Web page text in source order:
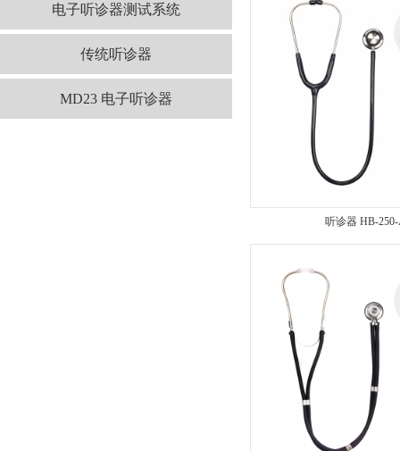
电子听诊器测试系统
传统听诊器
MD23 电子听诊器
听诊器 HB-